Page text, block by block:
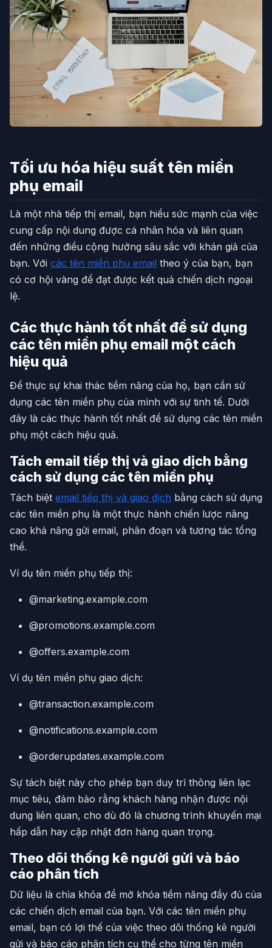
Tối ưu hóa hiệu suất tên miền
phụ email
Là một nhà tiếp thị email, bạn hiểu sức mạnh của việc
cung cấp nội dung được cá nhân hóa và liên quan
đến những điều cộng hưởng sâu sắc với khán giả của
bạn. Với các tên miền phụ email theo ý của bạn, bạn
có cơ hội vàng để đạt được kết quả chiến dịch ngoại
lệ.
Các thực hành tốt nhất để sử dụng
các tên miền phụ email một cách
hiệu quả
Để thực sự khai thác tiềm năng của họ, bạn cần sử
dụng các tên miền phụ của mình với sự tinh tế. Dưới
đây là các thực hành tốt nhất để sử dụng các tên miền
phụ một cách hiệu quả.
Tách email tiếp thị và giao dịch bằng
cách sử dụng các tên miền phụ
Tách biệt email tiếp thị và giao dịch bằng cách sử dụng
các tên miền phụ là một thực hành chiến lược nâng
cao khả năng gửi email, phân đoạn và tương tác tổng
thể.
Ví dụ tên miền phụ tiếp thị:
@marketing.example.com
@promotions.example.com
@offers.example.com
Ví dụ tên miền phụ giao dịch:
@transaction.example.com
@notifications.example.com
@orderupdates.example.com
Sự tách biệt này cho phép bạn duy trì thông liên lạc
mục tiêu, đảm bảo rằng khách hàng nhận được nội
dung liên quan, cho dù đó là chương trình khuyến mại
hấp dẫn hay cập nhật đơn hàng quan trọng.
Theo dõi thống kê người gửi và báo
cáo phân tích
Dữ liệu là chìa khóa để mở khóa tiềm năng đầy đủ của
các chiến dịch email của bạn. Với các tên miền phụ
email, bạn có lợi thế của việc theo dõi thống kê người
gửi và báo cáo phân tích cụ thể cho từng tên miền